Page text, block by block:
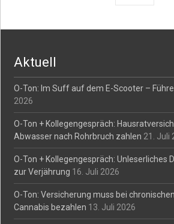
Aktuell
O-Ton: Im Suff auf dem E-Scooter –
2026
O-Ton + Kollegengespräch:
Abwasser nach Rohrbruch zahlen 21. Juli
O-Ton + Kollegengespräch:
zur Verjährung 16. Juli 2026
O-Ton: Versicherung muss bei
Cannabis bezahlen 13. Juli 2026